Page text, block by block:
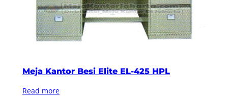
Meja Kantor Besi Elite EL-425 HPL
Read more